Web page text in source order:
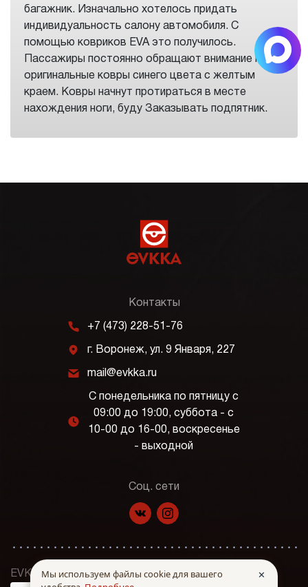
багажник. Изначально хотелось придать
индивидуальность салону автомобиля. С
помощью ковриков EVA это получилось.
Пассажиры постоянно обращают внимание на
оригинальные ковры синего цвета с желтым
краем. Ковры начнут протираться в месте
нахождения ноги, буду Заказывать подпятник.
Контакты
m +7 (473) 228-51-76
j г. Воронеж, ул. 9 Января, 227
k mail@evkka.ru
l
С понедельника по пятницу с
09:00 до 19:00, суббота - с
10-00 до 16-00, воскресенье
- выходной
Соц. сети
f p
EVKKA © Все права защищены. 2026 г.
Мы используем файлы cookie для вашего
✕